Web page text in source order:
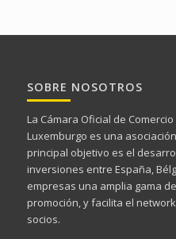
SOBRE NOSOTROS
La Cámara Oficial de
Luxemburgo es una
principal objetivo es el
inversiones entre España,
empresas una amplia gama
promoción, y facilita el
socios.